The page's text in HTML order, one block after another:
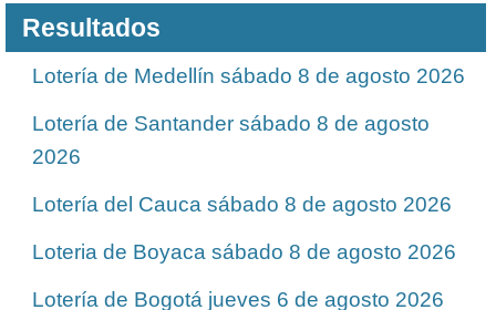
Resultados
Lotería de Medellín sábado 8 de agosto 2026
Lotería de Santander sábado 8 de agosto
2026
Lotería del Cauca sábado 8 de agosto 2026
Loteria de Boyaca sábado 8 de agosto 2026
Lotería de Bogotá jueves 6 de agosto 2026